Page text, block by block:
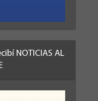
NOTICIAS AL